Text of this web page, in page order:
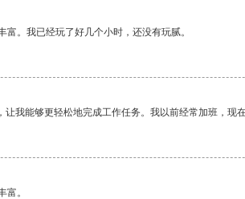
。我已经玩了好几个小时，还没有玩腻。
我能够更轻松地完成工作任务。我以前经常加班，现
富。